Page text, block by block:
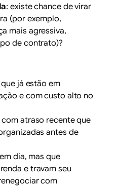
: existe chance de virar
(por exemplo,
mais agressiva,
de contrato)?
já estão em
e com custo alto no
com atraso recente que
antes de
dia, mas que
e travam seu
com